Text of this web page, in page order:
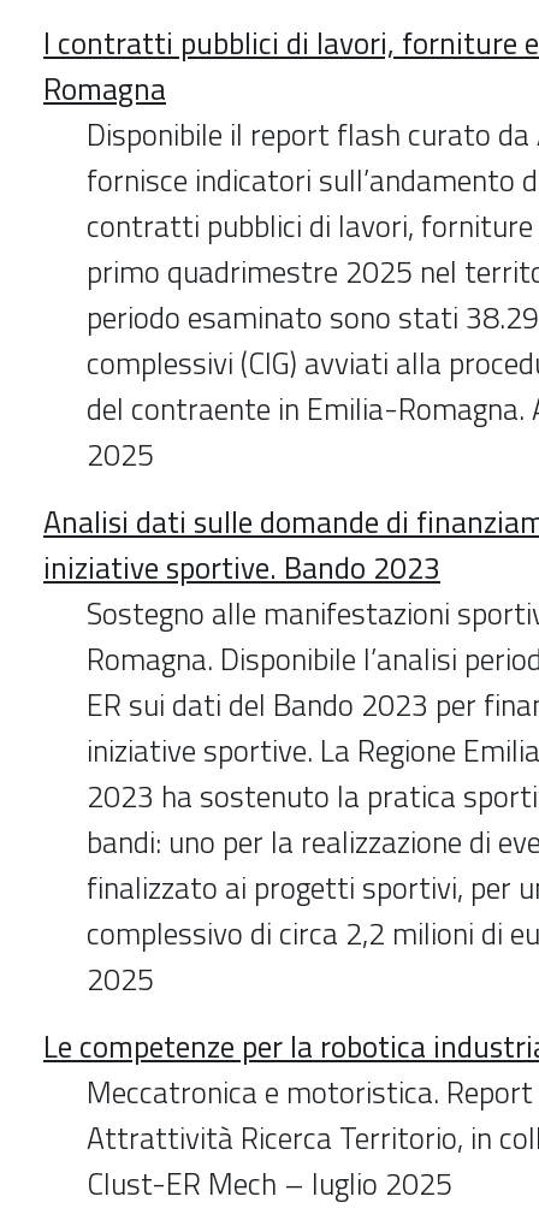
I contratti pubblici di lavori, forniture
Romagna
Disponibile il report flash curato
fornisce indicatori sull’andamento
contratti pubblici di lavori, forniture
primo quadrimestre 2025 nel
periodo esaminato sono stati
complessivi (CIG) avviati alla
del contraente in Emilia-
2025
Analisi dati sulle domande di
iniziative sportive. Bando 2023
Sostegno alle manifestazioni
Romagna. Disponibile l’analisi
ER sui dati del Bando 2023 per
iniziative sportive. La Regione
2023 ha sostenuto la pratica
bandi: uno per la realizzazione di
finalizzato ai progetti sportivi, per
complessivo di circa 2,2 milioni di
2025
Le competenze per la robotica
Meccatronica e motoristica.
Attrattività Ricerca Territorio, in
Clust-ER Mech – luglio 2025